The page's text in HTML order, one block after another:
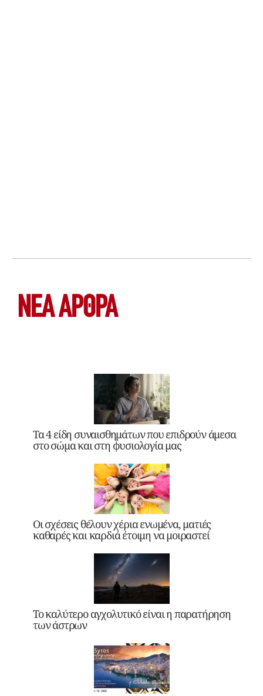
ΝΕΑ ΆΡΘΡΑ
Τα 4 είδη συναισθημάτων που επιδρούν άμεσα
στο σώμα και στη φυσιολογία μας
Οι σχέσεις θέλουν χέρια ενωμένα, ματιές
καθαρές και καρδιά έτοιμη να μοιραστεί
Το καλύτερο αγχολυτικό είναι η παρατήρηση
των άστρων